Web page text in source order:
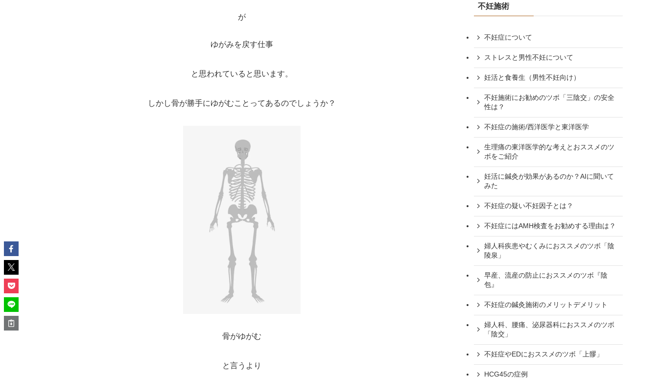
が
ゆがみを戻す仕事
と思われていると思います。
しかし骨が勝手にゆがむことってあるのでしょうか？
骨がゆがむ
と言うより
不妊施術
不妊症について
ストレスと男性不妊について
妊活と食養生（男性不妊向け）
不妊施術にお勧めのツボ「三陰交」の安全
性は？
不妊症の施術/西洋医学と東洋医学
生理痛の東洋医学的な考えとおススメのツ
ボをご紹介
妊活に鍼灸が効果があるのか？AIに聞いて
みた
不妊症の疑い不妊因子とは？
不妊症にはAMH検査をお勧めする理由は？
婦人科疾患やむくみにおススメのツボ「陰
陵泉」
早産、流産の防止におススメのツボ『陰
包』
不妊症の鍼灸施術のメリットデメリット
婦人科、腰痛、泌尿器科におススメのツボ
「陰交」
不妊症やEDにおススメのツボ「上髎」
HCG45の症例